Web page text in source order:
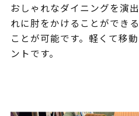
おしゃれなダイニングを演
れに肘をかけることができ
ことが可能です。軽くて移
ントです。